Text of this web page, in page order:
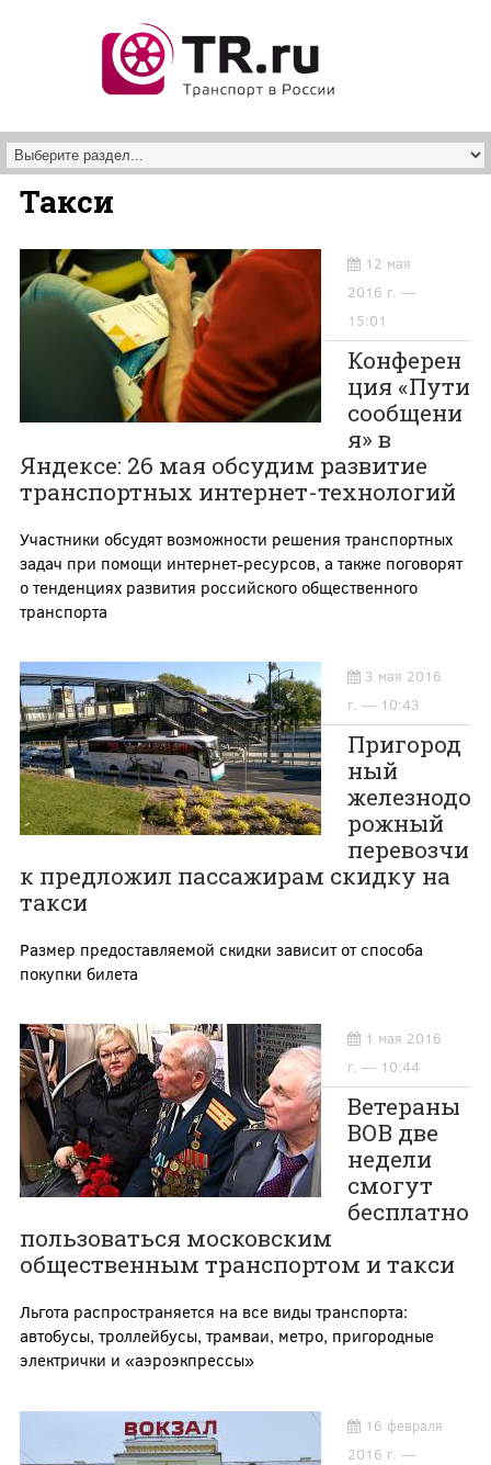
Такси
12 мая
2016 г. —
15:01
Конферен
ция «Пути
сообщени
я» в
Яндексе: 26 мая обсудим развитие
транспортных интернет-технологий
Участники обсудят возможности решения транспортных
задач при помощи интернет-ресурсов, а также поговорят
о тенденциях развития российского общественного
транспорта
3 мая 2016
г. — 10:43
Пригород
ный
железнодо
рожный
перевозчи
к предложил пассажирам скидку на
такси
Размер предоставляемой скидки зависит от способа
покупки билета
1 мая 2016
г. — 10:44
Ветераны
ВОВ две
недели
смогут
бесплатно
пользоваться московским
общественным транспортом и такси
Льгота распространяется на все виды транспорта:
автобусы, троллейбусы, трамваи, метро, пригородные
электрички и «аэроэкпрессы»
16 февраля
2016 г. —